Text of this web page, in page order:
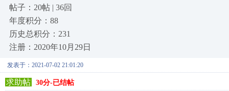
帖子：20帖 | 36回
年度积分：88
历史总积分：231
注册：2020年10月29日
发表于：2021-07-02 21:01:20
求助帖 30分-已结帖